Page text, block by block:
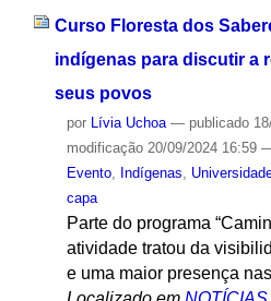
Curso Floresta dos
indígenas para discutir a
seus povos
por Lívia Uchoa — publicado
modificação20/09/2024 16:59
Evento, Indígenas
capa
Parte do programa
atividade tratou da
e uma maior presença